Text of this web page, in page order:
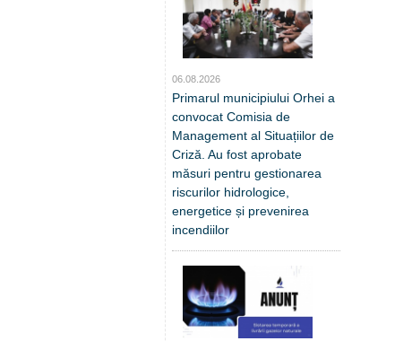
06.08.2026
Primarul municipiului Orhei a
convocat Comisia de
Management al Situațiilor de
Criză. Au fost aprobate
măsuri pentru gestionarea
riscurilor hidrologice,
energetice și prevenirea
incendiilor